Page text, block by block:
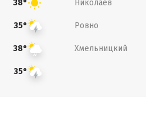
38° Николаев
35° Ровно
38° Хмельницкий
35°